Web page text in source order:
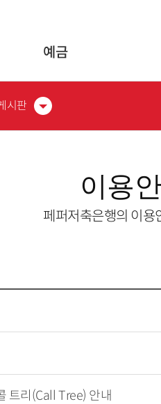
예금
시판
이용
페퍼저축은행의 이용
트리(Call Tree) 안내